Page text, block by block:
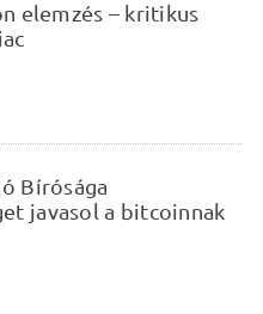
elemzés – kritikus
Bírósága
javasol a bitcoinnak